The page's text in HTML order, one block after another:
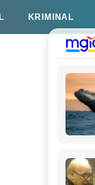
KRIMINAL